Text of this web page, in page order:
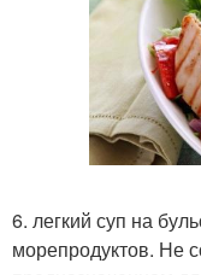
6. легкий суп на
морепродуктов. Не